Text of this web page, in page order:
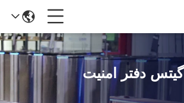
گیتس دفتر امنیت